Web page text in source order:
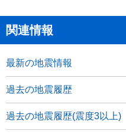
関連情報
最新の地震情報
過去の地震履歴
過去の地震履歴(震度3以上)